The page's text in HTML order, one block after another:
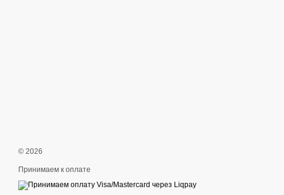
© 2026
Принимаем к оплате